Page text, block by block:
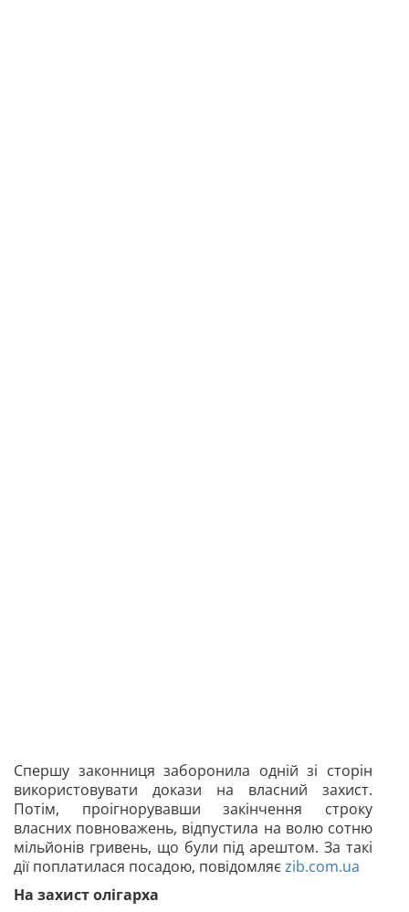
Спершу законниця заборонила одній зі сторін
використовувати докази на власний захист.
Потім, проігнорувавши закінчення строку
власних повноважень, відпустила на волю сотню
мільйонів гривень, що були під арештом. За такі
дії поплатилася посадою, повідомляєzib.com.ua
На захист олігарха